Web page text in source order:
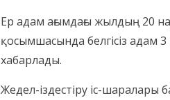
Ер адам ағымдағы жылдың 20
қосымшасында белгісіз адам
хабарлады.
Жедел-іздестіру іс-шаралары